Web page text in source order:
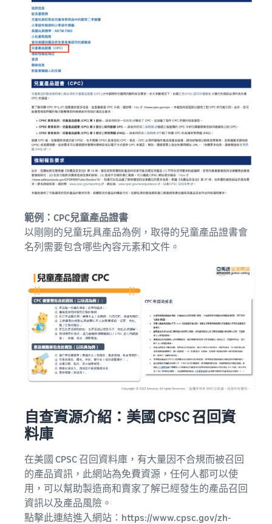
範例：CPC兒童產品證書
以剛剛的兒童玩具產品為例，取得的兒童產品證書會
名列需要包含哪些內容元素和文件。
自查資源介紹：美國 CPSC 召回資
料庫
在美國 CPSC 召回資料庫，有大量因不合規而被召回
的產品資訊，此網站為免費資源，任何人都可以使
用，可以幫助製造商和賣家了解已經發生的產品召回
資訊以及產品風險。
點擊此連結進入網站： https://www.cpsc.gov/zh-